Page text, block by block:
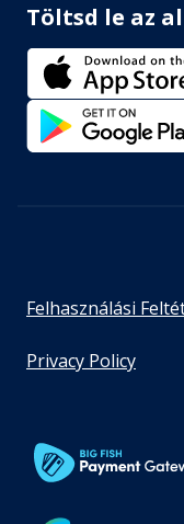
Töltsd le az
Felhasználási
Privacy Policy